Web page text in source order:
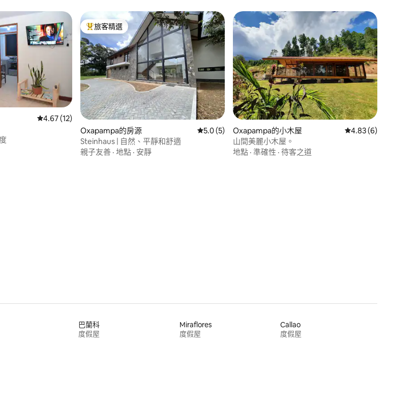
滿分 5 分）
從 12 則評價中獲得 4.67 的平均評分（滿分 5 分）
4.67 (12)
旅客精選榜首
旅客精選
Oxapampa的房源 從 5 則評價中獲得 5.0 的平均評分（滿分 5 分）
5.0 (5)
Steinhaus | 自然、平靜和舒適
親子友善 · 地點 · 安靜
Oxapampa的小木屋 從 6 則評價中獲得
4.83 (6)
山間美麗小木屋。
地點 · 準確性 · 待客之道
巴蘭科
度假屋
Miraflores
度假屋
Callao
度假屋